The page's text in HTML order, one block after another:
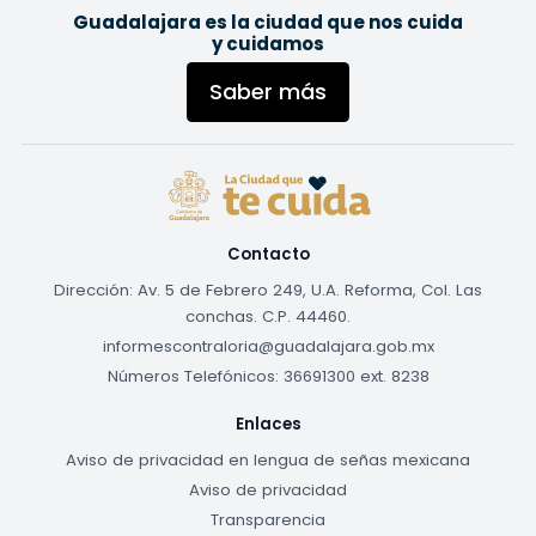
Guadalajara es la ciudad que nos cuida
y cuidamos
Saber más
Contacto
Dirección: Av. 5 de Febrero 249, U.A. Reforma, Col. Las
conchas. C.P. 44460.
informescontraloria@guadalajara.gob.mx
Números Telefónicos: 36691300 ext. 8238
Enlaces
Aviso de privacidad en lengua de señas mexicana
Aviso de privacidad
Transparencia